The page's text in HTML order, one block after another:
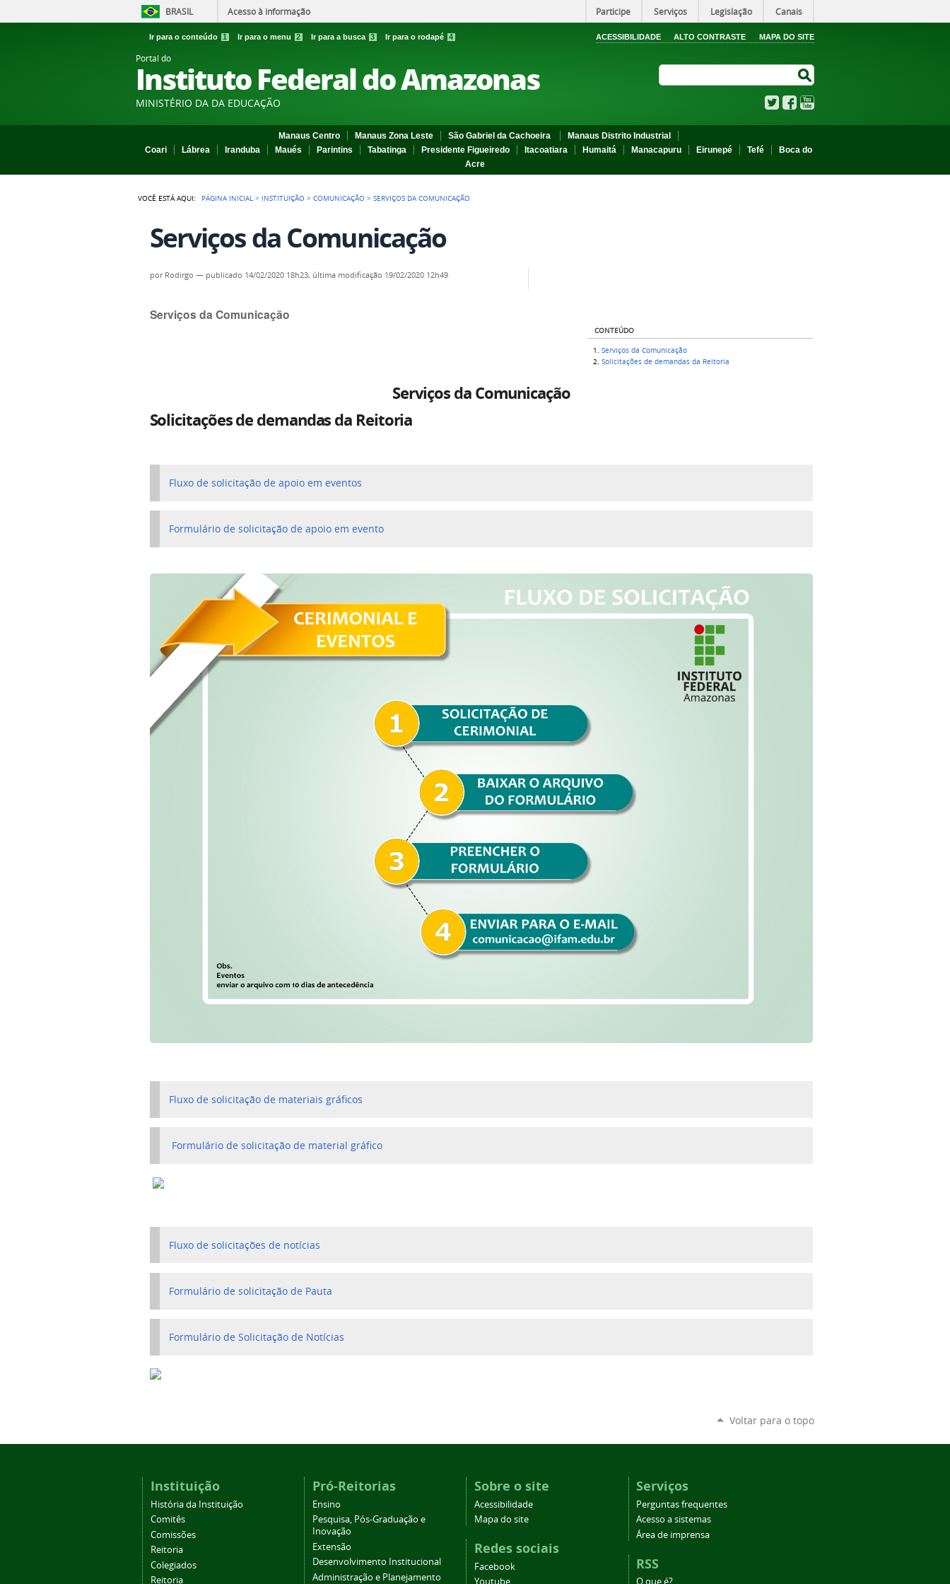
BRASIL Acesso à informação Participe Serviços Legislação Canais
Ir para o conteúdo 1 Ir para o menu 2 Ir para a busca 3 Ir para o rodapé 4 ACESSIBILIDADE ALTO CONTRASTE MAPA DO SITE
Portal do
Instituto Federal do Amazonas
MINISTÉRIO DA DA EDUCAÇÃO TwitterFacebook
Manaus Centro Manaus Zona Leste São Gabriel da Cachoeira
Manaus Distrito Industrial
Coari
Lábrea Iranduba Maués Parintins Tabatinga Presidente Figueiredo Itacoatiara Humaitá Manacapuru Eirunepé Tefé
Boca do
Acre
VOCÊ ESTÁ AQUI: PÁGINA INICIAL > INSTITUIÇÃO >COMUNICAÇÃO >SERVIÇOS DA COMUNICAÇÃO
Serviços da Comunicação
por Rodirgo — publicado 14/02/2020 18h23, última modificação 19/02/2020 12h49
Serviços da Comunicação
CONTEÚDO
Serviços da Comunicação
Solicitações de demandas da Reitoria
Serviços da Comunicação
Solicitações de demandas da Reitoria
Fluxo de solicitação de apoio em eventos
Formulário de solicitação de apoio em evento
Fluxo de solicitação de materiais gráficos
Formulário de solicitação de material gráfico
Fluxo de solicitações de notícias
Formulário de solicitação de Pauta
Formulário de Solicitação de Notícias
Voltar para o topo
Instituição
História da Instituição
Comitês
Comissões
Reitoria
Colegiados
Reitoria
Pró-Reitorias
Ensino
Pesquisa, Pós-Graduação e
Inovação
Extensão
Desenvolvimento Institucional
Administração e Planejamento
Sobre o site
Acessibilidade
Mapa do site
Redes sociais
Facebook
Serviços
Perguntas frequentes
Acesso a sistemas
Área de imprensa
RSS